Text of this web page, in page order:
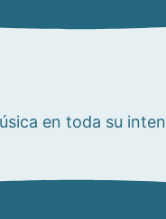
en toda su